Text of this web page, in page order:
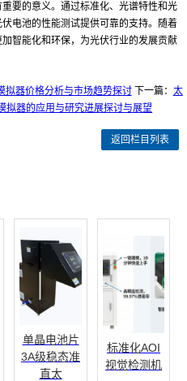
要的意义。通过标准化、光谱特性和光
电池的性能测试提供可靠的支持。随着
智能化和环保，为光伏行业的发展贡献
器价格分析与市场趋势探讨下一篇： 太
器的应用与研究进展探讨与展望
返回栏目列表
单晶电池片
3A级稳态准
直太
标准化AOI
视觉检测机